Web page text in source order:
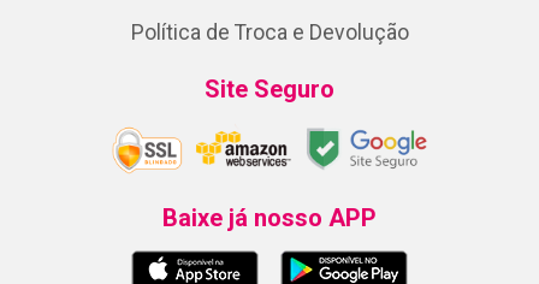
Política de Troca e Devolução
Site Seguro
Baixe já nosso APP